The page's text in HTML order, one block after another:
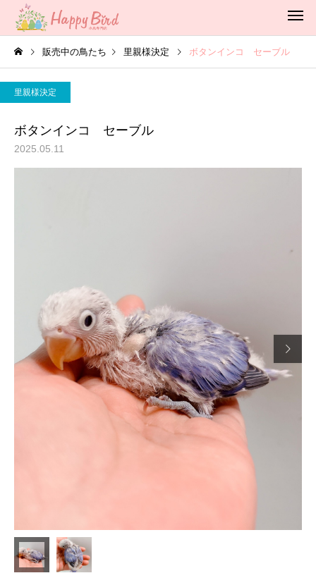
販売中の鳥たち 里親様決定 ボタンインコ セーブル
里親様決定
ボタンインコ セーブル
2025.05.11
